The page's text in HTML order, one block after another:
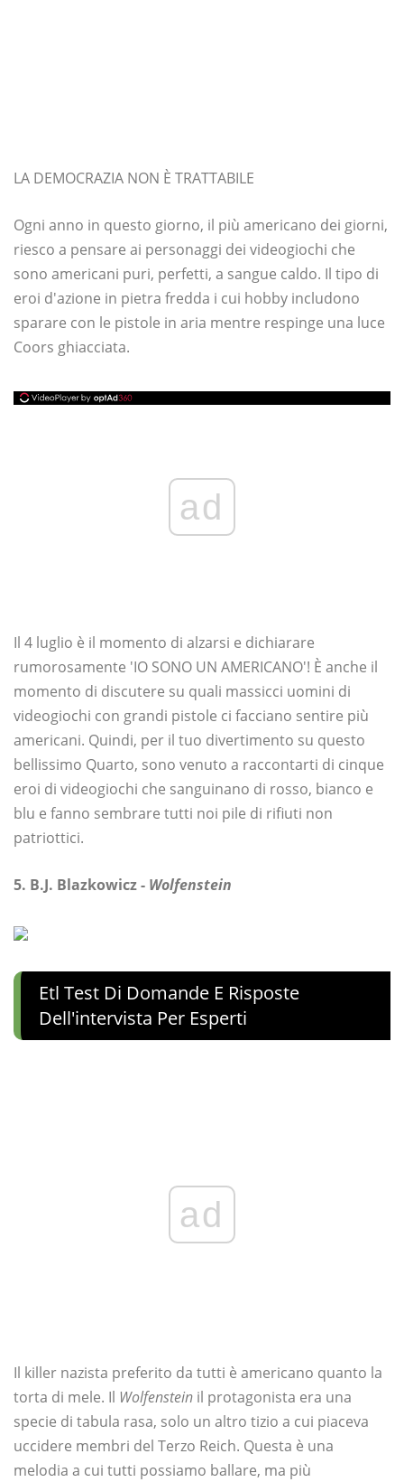
LA DEMOCRAZIA NON È TRATTABILE
Ogni anno in questo giorno, il più americano dei giorni,
riesco a pensare ai personaggi dei videogiochi che
sono americani puri, perfetti, a sangue caldo. Il tipo di
eroi d'azione in pietra fredda i cui hobby includono
sparare con le pistole in aria mentre respinge una luce
Coors ghiacciata.
ad
Il 4 luglio è il momento di alzarsi e dichiarare
rumorosamente 'IO SONO UN AMERICANO'! È anche il
momento di discutere su quali massicci uomini di
videogiochi con grandi pistole ci facciano sentire più
americani. Quindi, per il tuo divertimento su questo
bellissimo Quarto, sono venuto a raccontarti di cinque
eroi di videogiochi che sanguinano di rosso, bianco e
blu e fanno sembrare tutti noi pile di rifiuti non
patriottici.
5. B.J. Blazkowicz - Wolfenstein
Etl Test Di Domande E Risposte
Dell'intervista Per Esperti
ad
Il killer nazista preferito da tutti è americano quanto la
torta di mele. Il Wolfenstein il protagonista era una
specie di tabula rasa, solo un altro tizio a cui piaceva
uccidere membri del Terzo Reich. Questa è una
melodia a cui tutti possiamo ballare, ma più